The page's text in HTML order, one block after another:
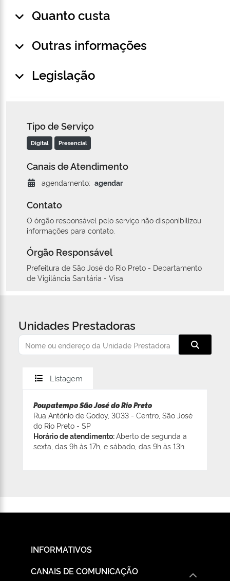
Quanto custa
Outras informações
Legislação
Tipo de Serviço
Digital Presencial
Canais de Atendimento
agendamento: agendar
Contato
O órgão responsável pelo serviço não disponibilizou
informações para contato.
Órgão Responsável
Prefeitura de São José do Rio Preto - Departamento
de Vigilância Sanitária - Visa
Unidades Prestadoras
Listagem
Poupatempo São José do Rio Preto
Rua Antônio de Godoy, 3033 - Centro, São José
do Rio Preto - SP
Horário de atendimento:Aberto de segunda a
sexta, das 9h às 17h, e sábado, das 9h às 13h.
INFORMATIVOS
CANAIS DE COMUNICAÇÃO